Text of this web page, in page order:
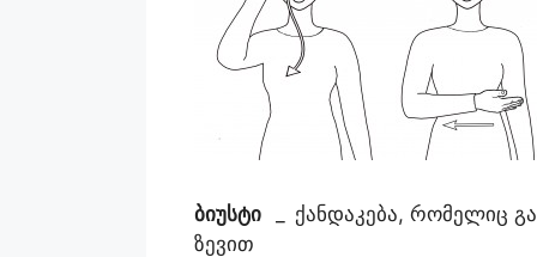
ბიუსტი
ქანდაკება, რომელიც
ზევით